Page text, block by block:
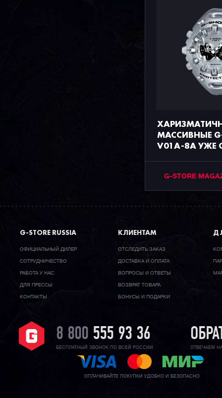
МАССИВНЫЕ
V01A-8A УЖЕ
G-STORE
G-STORE RUSSIA
ОФИЦИАЛЬНЫЙ ДИЛЕР
CОТРУДНИЧЕСТВО
РАБОТА У НАС
ДЛЯ ПРЕССЫ
КОНТАКТЫ
КЛИЕНТАМ
ОТСЛЕДИТЬ ЗАКАЗ
ДОСТАВКА И ОПЛАТА
ВОПРОСЫ И ОТВЕТЫ
ВОЗВРАТ ТОВАРА
БОНУСЫ И ПОДАРКИ
8 800 555 93 36
БЕСПЛАТНЫЙ ЗВОНОК ПО ВСЕЙ РОССИИ ОТВЕЧАЕМ
ОПЛАЧИВАЙТЕ ПОКУПКИ УДОБНО И БЕЗОПАСНО